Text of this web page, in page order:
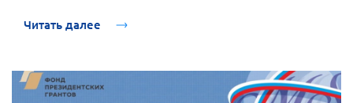
грантов, 21 декабря 2020 года прошла очередная веб-
Читать далее